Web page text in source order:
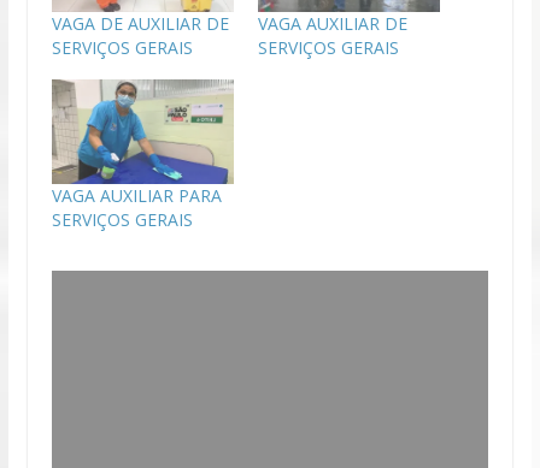
VAGA DE AUXILIAR DE
SERVIÇOS GERAIS
VAGA AUXILIAR DE
SERVIÇOS GERAIS
VAGA AUXILIAR PARA
SERVIÇOS GERAIS